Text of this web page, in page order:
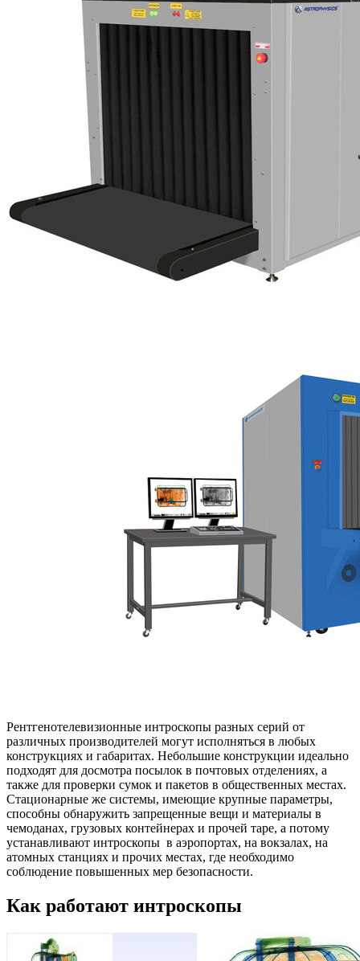
Рентгенотелевизионные интроскопы разных серий от
различных производителей могут исполняться в любых
конструкциях и габаритах. Небольшие конструкции идеально
подходят для досмотра посылок в почтовых отделениях, а
также для проверки сумок и пакетов в общественных местах.
Стационарные же системы, имеющие крупные параметры,
способны обнаружить запрещенные вещи и материалы в
чемоданах, грузовых контейнерах и прочей таре, а потому
устанавливают интроскопы в аэропортах, на вокзалах, на
атомных станциях и прочих местах, где необходимо
соблюдение повышенных мер безопасности.
Как работают интроскопы